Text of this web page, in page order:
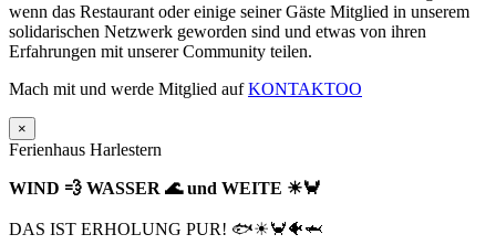
wenn das Restaurant oder einige seiner Gäste Mitglied in unserem
solidarischen Netzwerk geworden sind und etwas von ihren
Erfahrungen mit unserer Community teilen.
Mach mit und werde Mitglied aufKONTAKTOO
×
Ferienhaus Harlestern
WIND 💨 WASSER 🌊 und WEITE ☀🦀
DAS IST ERHOLUNG PUR! 🐟☀🦀🐠🦈